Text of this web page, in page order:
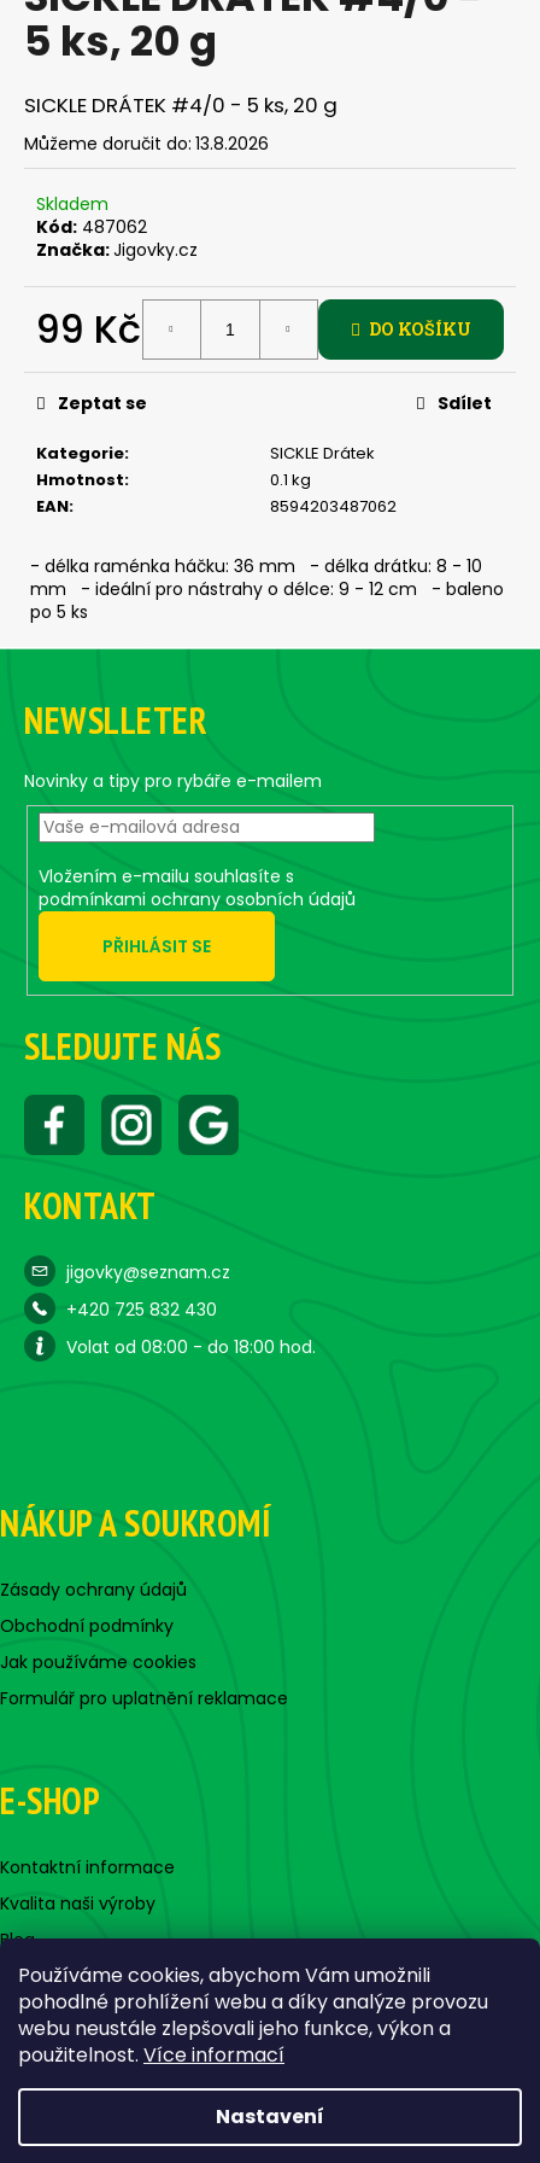
Používáme cookies, abychom Vám umožnili
pohodlné prohlížení webu a díky analýze provozu
webu neustále zlepšovali jeho funkce, výkon a
použitelnost. Více informací
Nastavení
0,0
z
hvězdiček.
5 ks, 20 g
SICKLE DRÁTEK #4/0 - 5 ks, 20 g
Můžeme doručit do: 13.8.2026
Skladem
Kód: 487062
Značka:Jigovky.cz
99 Kč
cena:
DO KOŠÍKU
Kategorie:
SICKLE Drátek
Hmotnost:
0.1 kg
EAN: 8594203487062
Zeptat se Sdílet
- délka raménka háčku: 36 mm - délka drátku: 8 - 10
mm - ideální pro nástrahy o délce: 9 - 12 cm - baleno
po 5 ks
a
j
í
t
?
o
o
u
u
j
e
m
STANDUP
-
5
KS,
G
45
Kč
Z
NEWSLLETER
Novinky a tipy pro rybáře e-mailem
Vložením e-mailu souhlasíte s
podmínkami ochrany osobních údajů
PŘIHLÁSIT SE
SLEDUJTE NÁS
KONTAKT
jigovky@seznam.cz
+420 725 832 430
Volat od 08:00 - do 18:00 hod.
NÁKUP A SOUKROMÍ
Zásady ochrany údajů
Obchodní podmínky
Jak používáme cookies
Formulář pro uplatnění reklamace
E-SHOP
Kontaktní informace
Kvalita naši výroby
Blog